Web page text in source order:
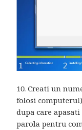
10. Creati un
folosi
dupa care
parola pentru